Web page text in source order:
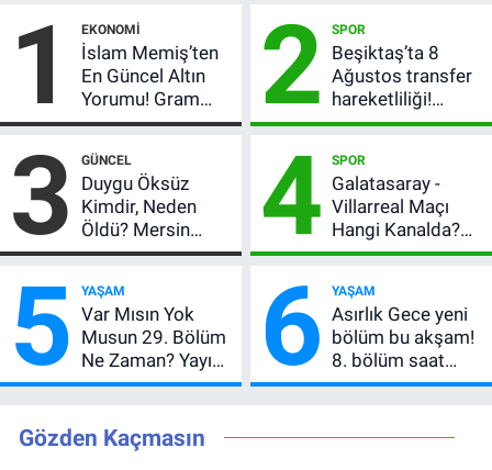
1 EKONOMI
İslam Memiş’ten
En Güncel Altın
Yorumu! Gram
Altın İçin 6.350 TL
Beklentisi
Değişmedi
2 SPOR
Beşiktaş’ta 8
Ağustos transfer
hareketliliği!
Yönetim 5 bölge
bastı
3 GÜNCEL
Duygu Öksüz
Kimdir, Neden
Öldü? Mersin
Basınının Acı
4 SPOR
Galatasaray -
Villarreal Maçı
Hangi Kanalda?
Hazırlık Maçı Ne
Kaçta, Nereden
İzlenir?
5 YAŞAM
Var Mısın Yok
Musun 29. Bölüm
Ne Zaman? Yayın
Günü Değişti, Yeni
6 YAŞAM
Asırlık Gece yeni
bölüm bu akşam!
8. bölüm saat
kaçta, TRT 1 canlı
Gözden Kaçmasın